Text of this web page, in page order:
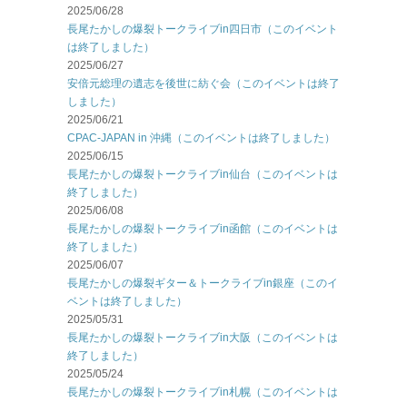
2025/06/28
長尾たかしの爆裂トークライブin四日市（このイベント
は終了しました）
2025/06/27
安倍元総理の遺志を後世に紡ぐ会（このイベントは終了
しました）
2025/06/21
CPAC-JAPAN in 沖縄（このイベントは終了しました）
2025/06/15
長尾たかしの爆裂トークライブin仙台（このイベントは
終了しました）
2025/06/08
長尾たかしの爆裂トークライブin函館（このイベントは
終了しました）
2025/06/07
長尾たかしの爆裂ギター＆トークライブin銀座（このイ
ベントは終了しました）
2025/05/31
長尾たかしの爆裂トークライブin大阪（このイベントは
終了しました）
2025/05/24
長尾たかしの爆裂トークライブin札幌（このイベントは